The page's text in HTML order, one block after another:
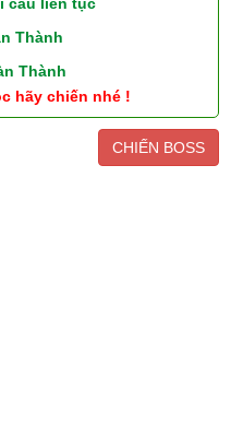
câu liên tục
Thành
Thành
hãy chiến nhé !
CHIẾN BOSS